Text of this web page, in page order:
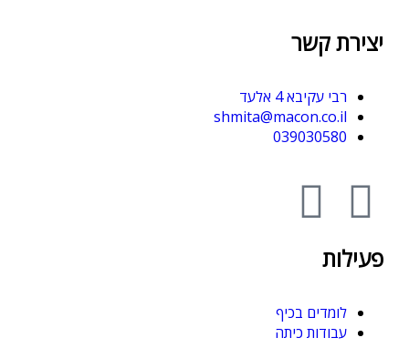
יצירת קשר
רבי עקיבא 4 אלעד
shmita@macon.co.il
039030580
פעילות
לומדים בכיף
עבודות כיתה